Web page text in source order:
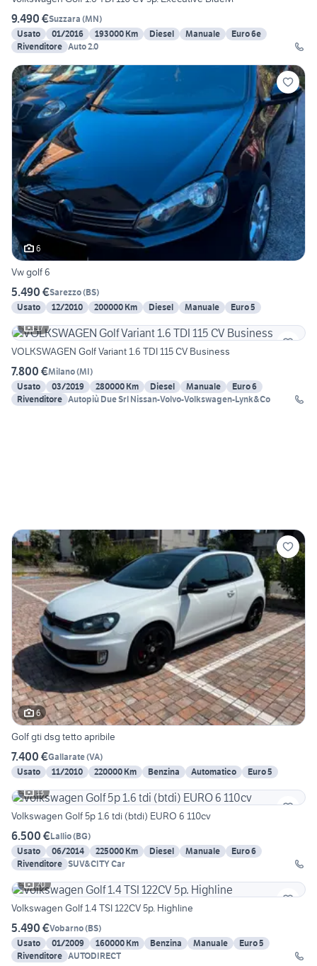
9.490 €Suzzara (MN)
Usato
01/2016 193000 Km Diesel Manuale
Euro 6e
Rivenditore Auto 2.0
6
Vw golf 6
5.490 €Sarezzo(BS)
Usato
12/2010 200000 Km Diesel Manuale
Euro 5
17
VOLKSWAGEN Golf Variant 1.6 TDI 115 CV Business
7.800 €Milano(MI)
Usato
03/2019 280000 Km Diesel Manuale
Euro 6
Rivenditore
Autopiù Due Srl Nissan-Volvo-Volkswagen-Lynk&Co
6
Golf gti dsg tetto apribile
7.400 €Gallarate(VA)
Usato
11/2010 220000 Km Benzina Automatico
Euro 5
13
Volkswagen Golf 5p 1.6 tdi (btdi) EURO 6 110cv
6.500 €Lallio(BG)
Usato
06/2014 225000 Km Diesel Manuale
Euro 6
Rivenditore SUV&CITY Car
20
Volkswagen Golf 1.4 TSI 122CV 5p. Highline
5.490 €Vobarno(BS)
Usato
01/2009 160000 Km Benzina Manuale
Euro 5
Rivenditore AUTODIRECT